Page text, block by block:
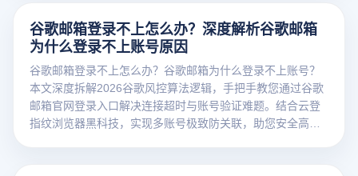
谷歌邮箱登录不上怎么办？深度解析谷歌邮箱
为什么登录不上账号原因
谷歌邮箱登录不上怎么办？谷歌邮箱为什么登录不上账号？
本文深度拆解2026谷歌风控算法逻辑，手把手教您通过谷歌
邮箱官网登录入口解决连接超时与账号验证难题。结合云登
指纹浏览器黑科技，实现多账号极致防关联，助您安全高效